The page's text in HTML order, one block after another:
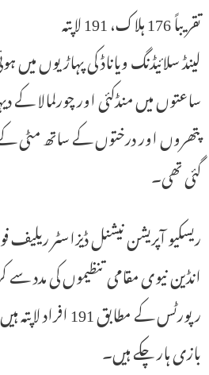
تقریباً 176 ہلاک، 191 لاپتہ
ساعتوں میں منڈکئی اور چورلمالا
پتھروں اور درختوں کے ساتھ
گئی تھی۔
ریسکیو آپریشن نیشنل ڈیزاسٹر
انڈین نیوی مقامی تنظیموں کی مدد
بازی ہار چکے ہیں۔